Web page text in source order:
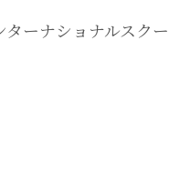
ターナショナルスク